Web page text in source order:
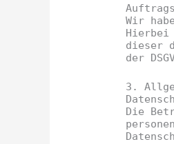
Wir
Hierbei
dieser
der
3.
Die